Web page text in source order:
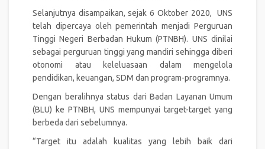
Selanjutnya disampaikan, sejak 6 Oktober 2020, UNS
telah dipercaya oleh pemerintah menjadi Perguruan
Tinggi Negeri Berbadan Hukum (PTNBH). UNS dinilai
sebagai perguruan tinggi yang mandiri sehingga diberi
otonomi atau keleluasaan dalam mengelola
pendidikan, keuangan, SDM dan program-programnya.
Dengan beralihnya status dari Badan Layanan Umum
(BLU) ke PTNBH, UNS mempunyai target-target yang
berbeda dari sebelumnya.
“Target itu adalah kualitas yang lebih baik dari